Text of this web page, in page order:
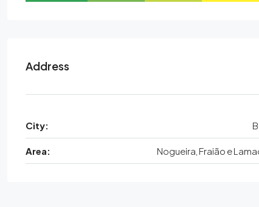
Address
City:
Area: Nogueira, Fraião e